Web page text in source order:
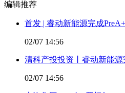
编辑推荐
首发 | 睿动新能源完成
02/07 14:56
清科产投投资丨睿动新能
02/07 14:56